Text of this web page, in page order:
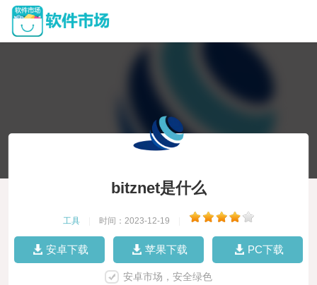
bitznet是什么
工具 时间：2023-12-19
安卓下载 苹果下载 PC下载
安卓市场，安全绿色